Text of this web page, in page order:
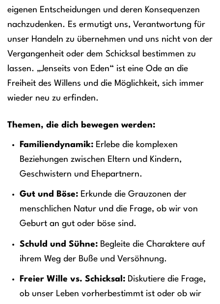
eigenen Entscheidungen und deren Konsequenzen
nachzudenken. Es ermutigt uns, Verantwortung für
unser Handeln zu übernehmen und uns nicht von der
Vergangenheit oder dem Schicksal bestimmen zu
lassen. „Jenseits von Eden“ ist eine Ode an die
Freiheit des Willens und die Möglichkeit, sich immer
wieder neu zu erfinden.
Themen, die dich bewegen werden:
Familiendynamik:Erlebe die komplexen
Beziehungen zwischen Eltern und Kindern,
Geschwistern und Ehepartnern.
Gut und Böse:Erkunde die Grauzonen der
menschlichen Natur und die Frage, ob wir von
Geburt an gut oder böse sind.
Schuld und Sühne:Begleite die Charaktere auf
ihrem Weg der Buße und Versöhnung.
Freier Wille vs. Schicksal:Diskutiere die Frage,
ob unser Leben vorherbestimmt ist oder ob wir